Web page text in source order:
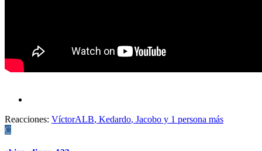
Reacciones: VíctorALB, Kedardo, Jacobo y 1 persona más
C